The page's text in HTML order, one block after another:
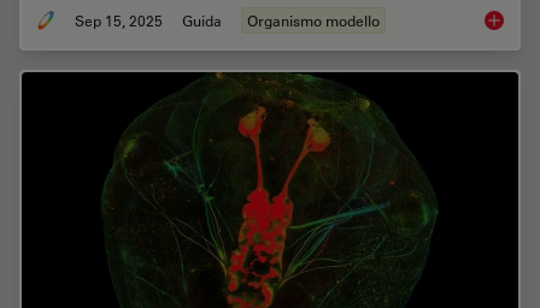
Sep 15, 2025 Guida Organismo modello A